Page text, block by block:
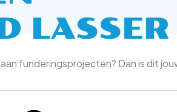
LASSER
funderingsprojecten? Dan is dit